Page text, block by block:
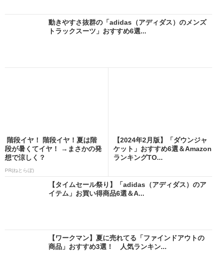
動きやすさ抜群の「adidas（アディダス）のメンズ
トラックスーツ」おすすめ6選...
階段イヤ！ 階段イヤ！夏は階
段が暑くてイヤ！ →まさかの発
想で涼しく？
PR(ねとらぼ)
【2024年2月版】「ダウンジャ
ケット」おすすめ6選＆Amazon
ランキングTO...
【タイムセール祭り】「adidas（アディダス）のア
イテム」お買い得商品6選＆A...
【ワークマン】夏に売れてる「ファインドアウトの
商品」おすすめ3選！ 人気ランキン...